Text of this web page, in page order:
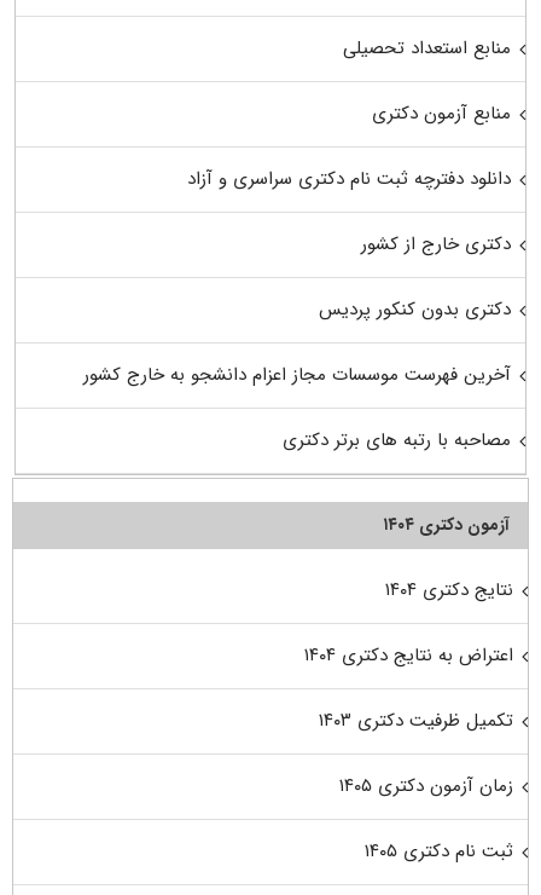
منابع استعداد تحصیلی
منابع آزمون دکتری
دانلود دفترچه ثبت نام دکتری سراسری و آزاد
دکتری خارج از کشور
دکتری بدون کنکور پردیس
آخرین فهرست موسسات مجاز اعزام دانشجو به خارج کشور
مصاحبه با رتبه های برتر دکتری
آزمون دکتری ۱۴۰۴
نتایج دکتری ۱۴۰۴
اعتراض به نتایج دکتری ۱۴۰۴
تکمیل ظرفیت دکتری ۱۴۰۳
زمان آزمون دکتری ۱۴۰۵
ثبت نام دکتری ۱۴۰۵